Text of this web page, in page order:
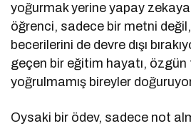
yoğurmak yerine yapay zekaya
öğrenci, sadece bir metni
becerilerini de devre dışı
geçen bir eğitim hayatı, özgün
yoğrulmamış bireyler
Oysaki bir ödev, sadece not